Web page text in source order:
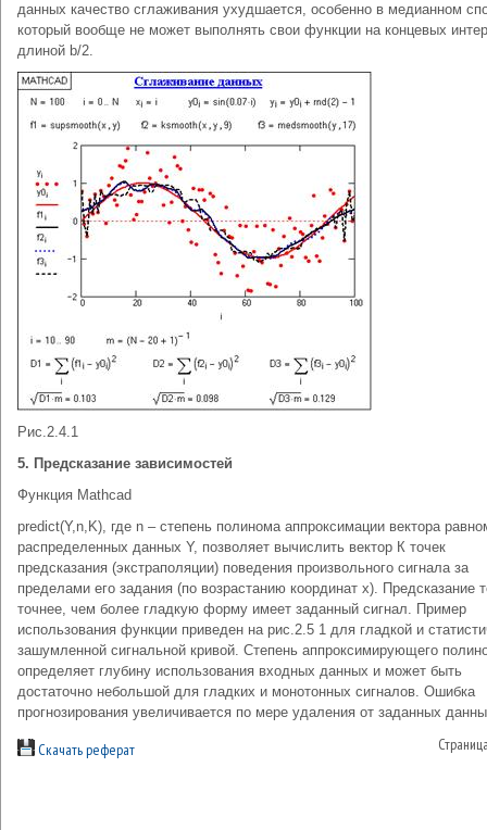
данных качество сглаживания ухудшается, особенно в медианном
который вообще не может выполнять свои функции на концевых
длиной b/2.
Рис.2.4.1
5. Предсказание зависимостей
Функция Mathcad
predict(Y,n,K), где n – степень полинома аппроксимации вектора
распределенных данных Y, позволяет вычислить вектор К точек
предсказания (экстраполяции) поведения произвольного сигнала за
пределами его задания (по возрастанию координат х). Предсказание
точнее, чем более гладкую форму имеет заданный сигнал. Пример
использования функции приведен на рис.2.5 1 для гладкой и
зашумленной сигнальной кривой. Степень аппроксимирующего
определяет глубину использования входных данных и может быть
достаточно небольшой для гладких и монотонных сигналов. Ошибка
прогнозирования увеличивается по мере удаления от заданных
Скачать реферат